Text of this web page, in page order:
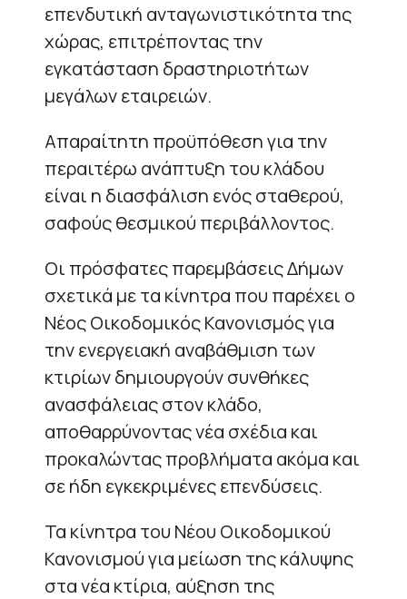
επενδυτική ανταγωνιστικότητα της
χώρας, επιτρέποντας την
εγκατάσταση δραστηριοτήτων
μεγάλων εταιρειών.
Απαραίτητη προϋπόθεση για την
περαιτέρω ανάπτυξη του κλάδου
είναι η διασφάλιση ενός σταθερού,
σαφούς θεσμικού περιβάλλοντος.
Οι πρόσφατες παρεμβάσεις Δήμων
σχετικά με τα κίνητρα που παρέχει ο
Νέος Οικοδομικός Κανονισμός για
την ενεργειακή αναβάθμιση των
κτιρίων δημιουργούν συνθήκες
ανασφάλειας στον κλάδο,
αποθαρρύνοντας νέα σχέδια και
προκαλώντας προβλήματα ακόμα και
σε ήδη εγκεκριμένες επενδύσεις.
Τα κίνητρα του Νέου Οικοδομικού
Κανονισμού για μείωση της κάλυψης
στα νέα κτίρια, αύξηση της